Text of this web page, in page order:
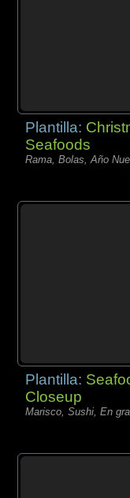
Plantilla:
Seafoods
Rama, Bolas, Año
Plantilla:
Closeup
Marisco, Sushi, En